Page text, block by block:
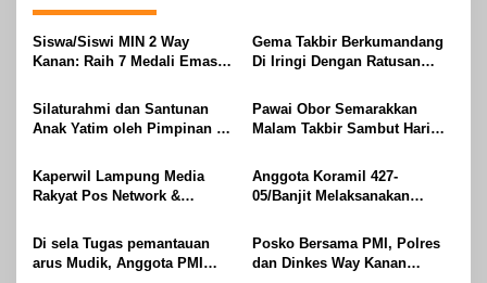
Siswa/Siswi MIN 2 Way
Kanan: Raih 7 Medali Emas
Gubernur Lampung Cup 2
Taekwondo Championship
Gema Takbir Berkumandang
Di Iringi Dengan Ratusan
Rayakan Kemenangan Idul
Fitri 1447 H
Silaturahmi dan Santunan
Anak Yatim oleh Pimpinan PT
Idul Fitri di Way Kanan
Pawai Obor Semarakkan
Malam Takbir Sambut Hari
M, Di Kampung Simpang
Asam, Kecamatan Banjit
Kaperwil Lampung Media
Rakyat Pos Network &
Network,Tergabung Di Forum
DPC KWRI, Way Kanan :
Mengucapkan Selamat Hari
Anggota Koramil 427-
05/Banjit Melaksanakan
ogoh Di Wilayah Bali Sadhar,
Kecamatan Banjit
Di sela Tugas pemantauan
arus Mudik, Anggota PMI
Posko Bersama PMI, Polres
dan Dinkes Way Kanan